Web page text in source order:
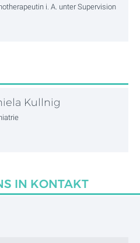
i. A. unter Supervision
Kullnig
IN KONTAKT